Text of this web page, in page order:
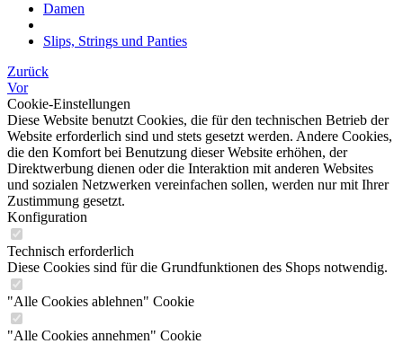
Damen
Slips, Strings und Panties
Zurück
Vor
Cookie-Einstellungen
Diese Website benutzt Cookies, die für den technischen Betrieb der
Website erforderlich sind und stets gesetzt werden. Andere Cookies,
die den Komfort bei Benutzung dieser Website erhöhen, der
Direktwerbung dienen oder die Interaktion mit anderen Websites
und sozialen Netzwerken vereinfachen sollen, werden nur mit Ihrer
Zustimmung gesetzt.
Konfiguration
Technisch erforderlich
Diese Cookies sind für die Grundfunktionen des Shops notwendig.
"Alle Cookies ablehnen" Cookie
"Alle Cookies annehmen" Cookie